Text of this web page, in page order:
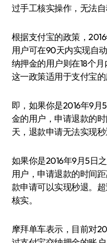
过手工核实操作，无法自
根据支付宝的政策，
用户可在90天内实现自
纳押金的用户则在18个月
这一政策适用于支付宝的
即，如果你是2016年9
金的用户，申请退款的
天，退款申请无法实现秒
如果你是2016年9月5日
用户，申请退款的时间
款申请可以实现秒退。
核实。
摩拜单车表示，目前对